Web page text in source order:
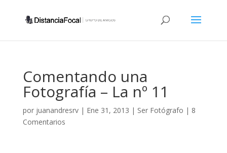
Comentando una
Fotografía – La nº 11
por juanandresrv| Ene 31, 2013 | Ser Fotógrafo | 8
Comentarios